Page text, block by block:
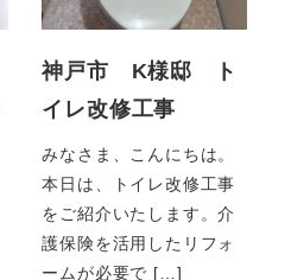
神戸市 K様邸 ト
イレ改修工事
みなさま、こんにちは。
本日は、トイレ改修工事
をご紹介いたします。介
護保険を活用したリフォ
ームが必要で […]